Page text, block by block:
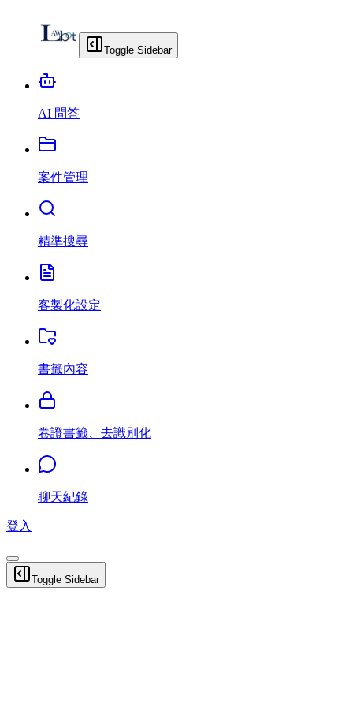
Toggle Sidebar
AI 問答
案件管理
精準搜尋
客製化設定
書籤內容
卷證書籤、去識別化
聊天紀錄
登入
Toggle Sidebar